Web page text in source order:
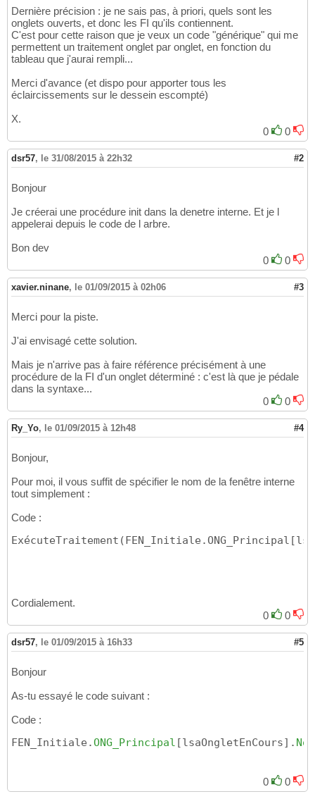
Dernière précision : je ne sais pas, à priori, quels sont les
onglets ouverts, et donc les FI qu'ils contiennent.
C'est pour cette raison que je veux un code "générique" qui me
permettent un traitement onglet par onglet, en fonction du
tableau que j'aurai rempli...
Merci d'avance (et dispo pour apporter tous les
éclaircissements sur le dessein escompté)
X.
0
0
dsr57, le 31/08/2015 à 22h32 #2
Bonjour
Je créerai une procédure init dans la denetre interne. Et je l
appelerai depuis le code de l arbre.
Bon dev
0
0
xavier.ninane, le 01/09/2015 à 02h06 #3
Merci pour la piste.
J'ai envisagé cette solution.
Mais je n'arrive pas à faire référence précisément à une
procédure de la FI d'un onglet déterminé : c'est là que je pédale
dans la syntaxe...
0
0
Ry_Yo, le 01/09/2015 à 12h48 #4
Bonjour,
Pour moi, il vous suffit de spécifier le nom de la fenêtre interne
tout simplement :
Code :
Cordialement.
0
0
dsr57, le 01/09/2015 à 16h33 #5
Bonjour
As-tu essayé le code suivant :
Code :
FEN_Initiale.ONG_Principal [lsaOngletEnCours] .
0 0